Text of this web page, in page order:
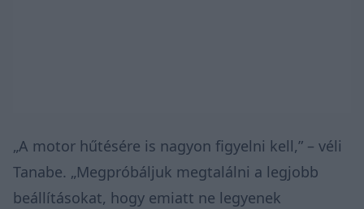
„A motor hűtésére is nagyon figyelni kell,” – véli
Tanabe. „Megpróbáljuk megtalálni a legjobb
beállításokat, hogy emiatt ne legyenek